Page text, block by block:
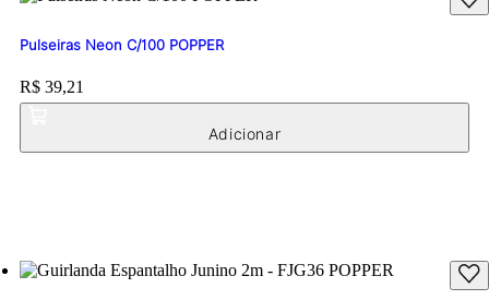
Pulseiras Neon C/100 POPPER
Price:
R$ 39,21